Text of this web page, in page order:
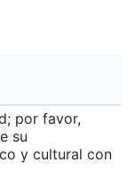
por favor,
su
y cultural con